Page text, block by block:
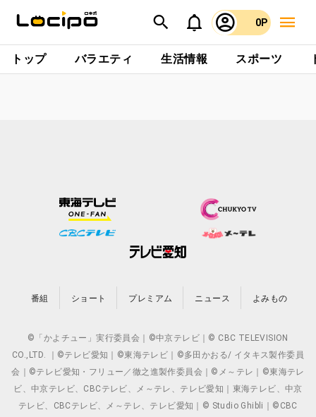
0P
トップ バラエティ 生活情報 スポーツ
番組 ショート プレミアム ニュース よみもの
©「かよチュー」実行委員会｜©中京テレビ｜© CBC TELEVISION
CO.,LTD. ｜©テレビ愛知｜©東海テレビ｜©多田かおる/ イタキス製作委員
会｜©テレビ愛知・フリュー／徹之進製作委員会｜©メ～テレ｜©東海テレ
ビ、中京テレビ、CBCテレビ、メ～テレ、テレビ愛知｜東海テレビ、中京
テレビ、CBCテレビ、メ～テレ、テレビ愛知｜© Studio Ghibli｜©CBC